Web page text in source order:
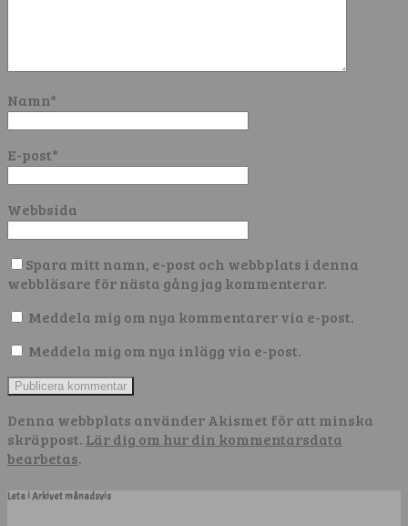
Namn*
E-post*
Webbsida
Spara mitt namn, e-post och webbplats i denna
webbläsare för nästa gång jag kommenterar.
Meddela mig om nya kommentarer via e-post.
Meddela mig om nya inlägg via e-post.
Denna webbplats använder Akismet för att minska
skräppost. Lär dig om hur din kommentarsdata
bearbetas.
Leta i Arkivet månadsvis